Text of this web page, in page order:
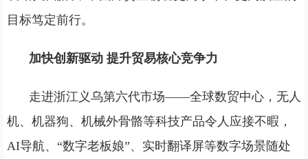
目标笃定前行。
加快创新驱动 提升贸易核心竞争力
走进浙江义乌第六代市场——全球数贸中心，无人
机、机器狗、机械外骨骼等科技产品令人应接不暇，
AI导航、“数字老板娘”、实时翻译屏等数字场景随处